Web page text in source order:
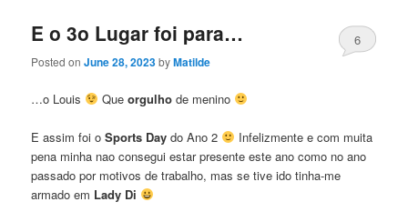
E o 3o Lugar foi para…
Posted onJune 28, 2023byMatilde
6
…o Louis Que orgulhode menino
E assim foi oSports Day do Ano 2
Infelizmente e com muita
pena minha nao consegui estar presente este ano como no ano
passado por motivos de trabalho, mas se tive ido tinha-me
armado em Lady Di